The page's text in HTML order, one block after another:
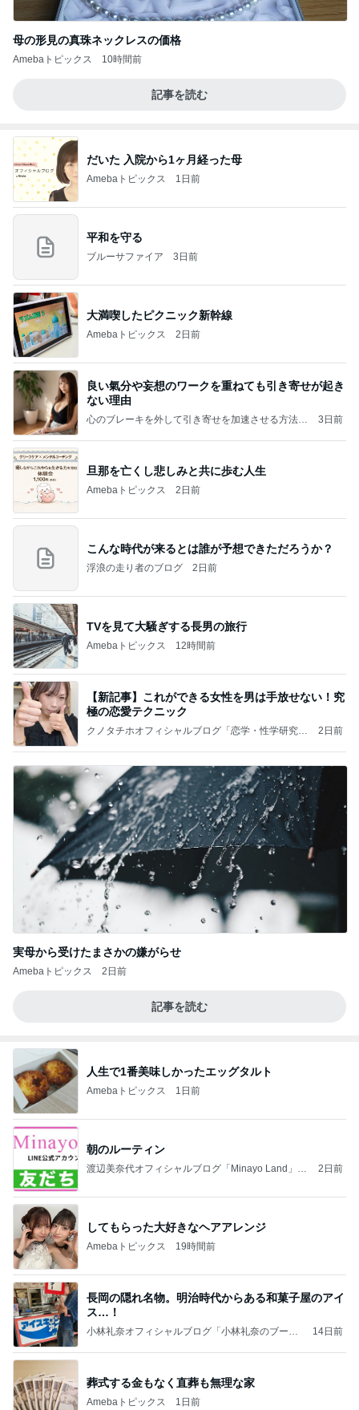
母の形見の真珠ネックレスの価格
Amebaトピックス 10時間前
記事を読む
だいた 入院から1ヶ月経った母
Amebaトピックス 1日前
平和を守る
ブルーサファイア 3日前
大満喫したピクニック新幹線
Amebaトピックス 2日前
良い氣分や妄想のワークを重ねても引き寄せが起き
ない理由
心のブレーキを外して引き寄せを加速させる方法：
3日前
旦那を亡くし悲しみと共に歩む人生
Amebaトピックス 2日前
こんな時代が来るとは誰が予想できただろうか？
浮浪の走り者のブログ 2日前
TVを見て大騒ぎする長男の旅行
Amebaトピックス 12時間前
【新記事】これができる女性を男は手放せない！究
極の恋愛テクニック
クノタチホオフィシャルブログ「恋学・性学研究
2日前
実母から受けたまさかの嫌がらせ
Amebaトピックス 2日前
記事を読む
人生で1番美味しかったエッグタルト
Amebaトピックス 1日前
朝のルーティン
渡辺美奈代オフィシャルブログ「Minayo Land」P
2日前
してもらった大好きなヘアアレンジ
Amebaトピックス 19時間前
長岡の隠れ名物。明治時代からある和菓子屋のアイ
ス…！
小林礼奈オフィシャルブログ「小林礼奈のブーブ
14日前
葬式する金もなく直葬も無理な家
Amebaトピックス 1日前